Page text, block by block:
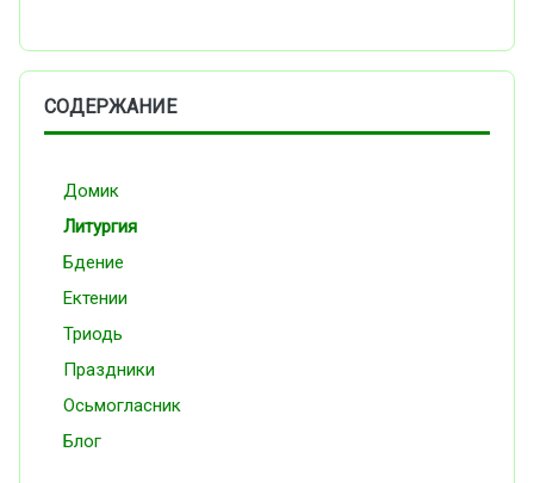
СОДЕРЖАНИЕ
Домик
Литургия
Бдение
Ектении
Триодь
Праздники
Осьмогласник
Блог